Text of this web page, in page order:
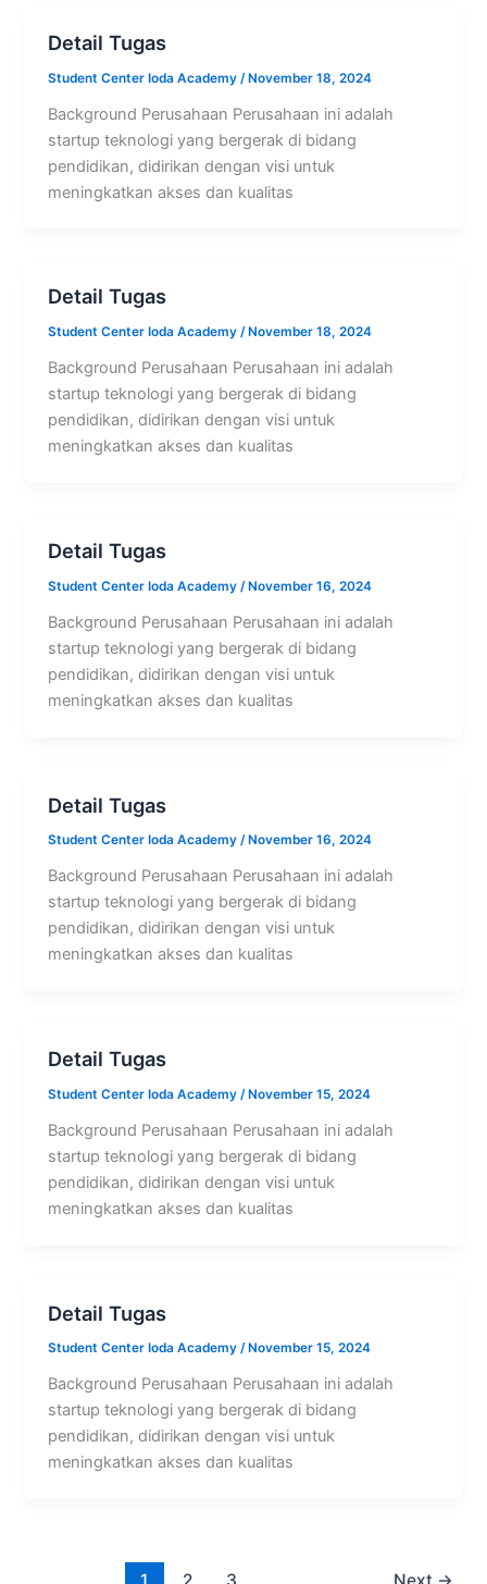
Detail Tugas
Student Center Ioda Academy /November 18, 2024
Background Perusahaan Perusahaan ini adalah
startup teknologi yang bergerak di bidang
pendidikan, didirikan dengan visi untuk
meningkatkan akses dan kualitas
Detail Tugas
Student Center Ioda Academy/ November 18, 2024
Background Perusahaan Perusahaan ini adalah
startup teknologi yang bergerak di bidang
pendidikan, didirikan dengan visi untuk
meningkatkan akses dan kualitas
Detail Tugas
Student Center Ioda Academy /November 16, 2024
Background Perusahaan Perusahaan ini adalah
startup teknologi yang bergerak di bidang
pendidikan, didirikan dengan visi untuk
meningkatkan akses dan kualitas
Detail Tugas
Student Center Ioda Academy/ November 16, 2024
Background Perusahaan Perusahaan ini adalah
startup teknologi yang bergerak di bidang
pendidikan, didirikan dengan visi untuk
meningkatkan akses dan kualitas
Detail Tugas
Student Center Ioda Academy/November 15, 2024
Background Perusahaan Perusahaan ini adalah
startup teknologi yang bergerak di bidang
pendidikan, didirikan dengan visi untuk
meningkatkan akses dan kualitas
Detail Tugas
Student Center Ioda Academy/ November 15, 2024
Background Perusahaan Perusahaan ini adalah
startup teknologi yang bergerak di bidang
pendidikan, didirikan dengan visi untuk
meningkatkan akses dan kualitas